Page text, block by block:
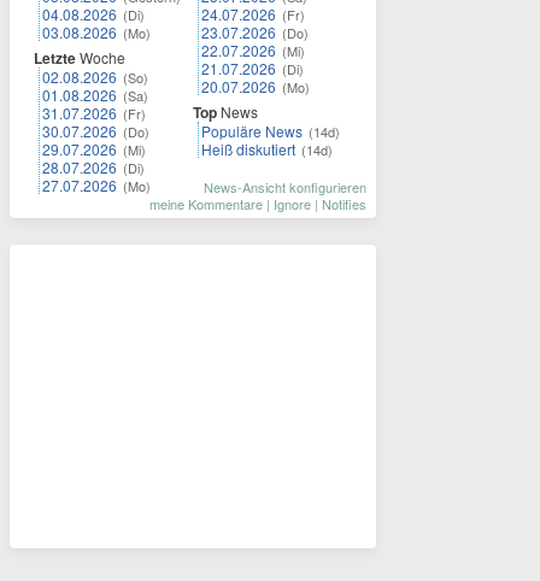
04.08.2026 (Di)
03.08.2026 (Mo)
LetzteWoche
02.08.2026 (So)
01.08.2026 (Sa)
31.07.2026 (Fr)
30.07.2026 (Do)
29.07.2026 (Mi)
28.07.2026 (Di)
27.07.2026 (Mo)
24.07.2026 (Fr)
23.07.2026 (Do)
22.07.2026 (Mi)
21.07.2026 (Di)
20.07.2026 (Mo)
Top News
Populäre News (14d)
Heiß diskutiert (14d)
News-Ansicht konfigurieren
meine Kommentare | Ignore | Notifies